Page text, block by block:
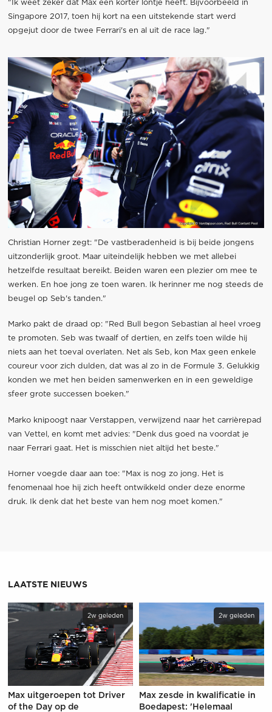
"Ik weet zeker dat Max een korter lontje heeft. Bijvoorbeeld in
Singapore 2017, toen hij kort na een uitstekende start werd
opgejut door de twee Ferrari's en al uit de race lag."
Christian Horner zegt: "De vastberadenheid is bij beide jongens
uitzonderlijk groot. Maar uiteindelijk hebben we met allebei
hetzelfde resultaat bereikt. Beiden waren een plezier om mee te
werken. En hoe jong ze toen waren. Ik herinner me nog steeds de
beugel op Seb's tanden."
Marko pakt de draad op: "Red Bull begon Sebastian al heel vroeg
te promoten. Seb was twaalf of dertien, en zelfs toen wilde hij
niets aan het toeval overlaten. Net als Seb, kon Max geen enkele
coureur voor zich dulden, dat was al zo in de Formule 3. Gelukkig
konden we met hen beiden samenwerken en in een geweldige
sfeer grote successen boeken."
Marko knipoogt naar Verstappen, verwijzend naar het carrièrepad
van Vettel, en komt met advies: "Denk dus goed na voordat je
naar Ferrari gaat. Het is misschien niet altijd het beste."
Horner voegde daar aan toe: "Max is nog zo jong. Het is
fenomenaal hoe hij zich heeft ontwikkeld onder deze enorme
druk. Ik denk dat het beste van hem nog moet komen."
LAATSTE NIEUWS
2w geleden
Max uitgeroepen tot Driver
of the Day op de
2w geleden
Max zesde in kwalificatie in
Boedapest: 'Helemaal